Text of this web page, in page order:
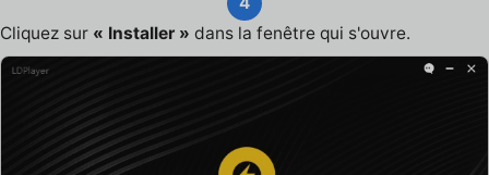
Cliquez sur « Installer » dans la fenêtre qui s'ouvre.